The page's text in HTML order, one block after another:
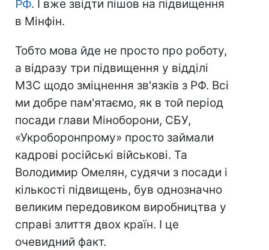
РФ. І вже звідти пішов на підвищення
в Мінфін.
Тобто мова йде не просто про роботу,
а відразу три підвищення у відділі
МЗС щодо зміцнення зв'язків з РФ. Всі
ми добре пам'ятаємо, як в той період
посади глави Міноборони, СБУ,
«Укроборонпрому» просто займали
кадрові російські військові. Та
Володимир Омелян, судячи з посади і
кількості підвищень, був однозначно
великим передовиком виробництва у
справі злиття двох країн. І це
очевидний факт.